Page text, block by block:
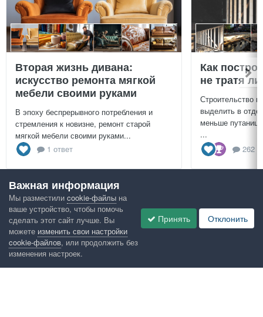
Вторая жизнь дивана:
искусство ремонта мягкой
мебели своими руками
В эпоху беспрерывного потребления и
стремления к новизне, ремонт старой
мягкой мебели своими руками...
1 ответ
Как
не тратя
Строительство
выделить в
меньше
...
262
Посмотреть всё
Google рекомендует
Важная информация
Мы разместили cookie-файлы на
ваше устройство, чтобы помочь
сделать этот сайт лучше. Вы
можете изменить свои настройки
cookie-файлов, или продолжить без
изменения настроек.
Принять Отклонить